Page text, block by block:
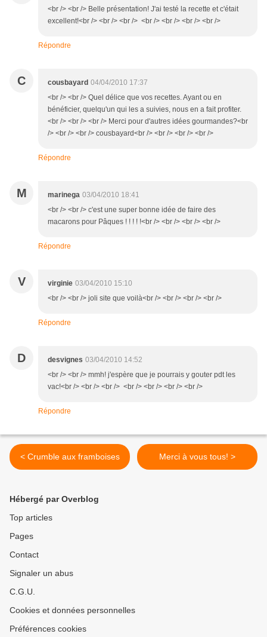
<br /> <br /> Belle présentation! J'ai testé la recette et c'était
excellent!<br /> <br /> <br /> <br /> <br /> <br /> <br />
Répondre
C cousbayard 04/04/2010 17:37
<br /> <br /> Quel délice que vos recettes. Ayant ou en
bénéficier, quelqu'un qui les a suivies, nous en a fait profiter.
<br /> <br /> <br /> Merci pour d'autres idées gourmandes?<br
/> <br /> <br /> cousbayard<br /> <br /> <br /> <br />
Répondre
M marinega 03/04/2010 18:41
<br /> <br /> c'est une super bonne idée de faire des
macarons pour Pâques ! ! ! ! !<br /> <br /> <br /> <br />
Répondre
V virginie 03/04/2010 15:10
<br /> <br /> joli site que voilà<br /> <br /> <br /> <br />
Répondre
D desvignes 03/04/2010 14:52
<br /> <br /> mmh! j'espère que je pourrais y gouter pdt les
vac!<br /> <br /> <br /> <br /> <br /> <br /> <br />
Répondre
< Crumble aux framboises Merci à vous tous! >
Hébergé par Overblog
Top articles
Pages
Contact
Signaler un abus
C.G.U.
Cookies et données personnelles
Préférences cookies